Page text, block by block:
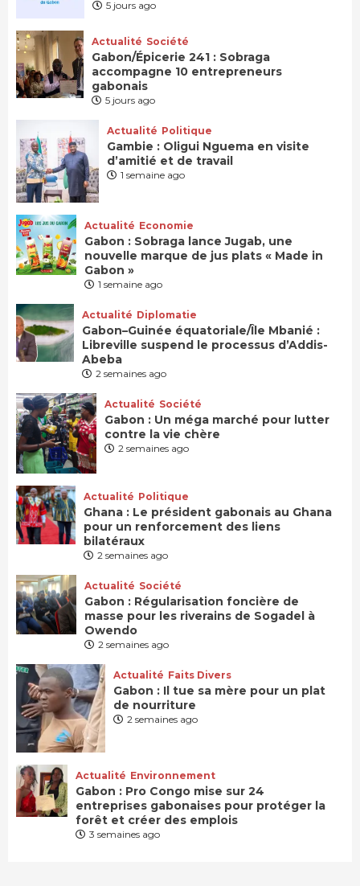
5 jours ago
Actualité Société
Gabon/Épicerie 241 : Sobraga
accompagne 10 entrepreneurs
gabonais
5 jours ago
Actualité Politique
Gambie : Oligui Nguema en visite
d’amitié et de travail
1 semaine ago
Actualité Economie
Gabon : Sobraga lance Jugab, une
nouvelle marque de jus plats « Made in
Gabon »
1 semaine ago
Actualité Diplomatie
Gabon–Guinée équatoriale/Île Mbanié :
Libreville suspend le processus d’Addis-
Abeba
2 semaines ago
Actualité Société
Gabon : Un méga marché pour lutter
contre la vie chère
2 semaines ago
Actualité Politique
Ghana : Le président gabonais au Ghana
pour un renforcement des liens
bilatéraux
2 semaines ago
Actualité Société
Gabon : Régularisation foncière de
masse pour les riverains de Sogadel à
Owendo
2 semaines ago
Actualité Faits Divers
Gabon : Il tue sa mère pour un plat
de nourriture
2 semaines ago
Actualité Environnement
Gabon : Pro Congo mise sur 24
entreprises gabonaises pour protéger la
forêt et créer des emplois
3 semaines ago